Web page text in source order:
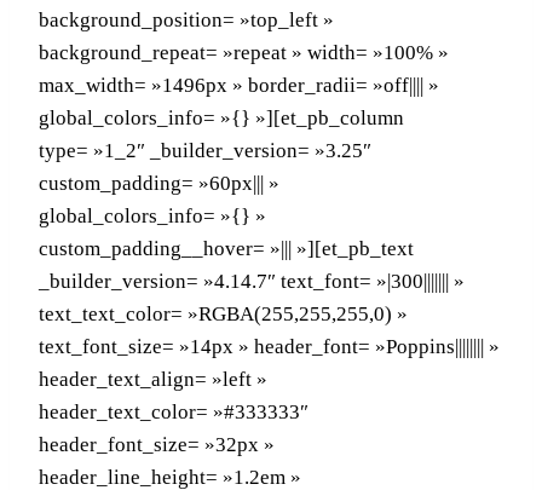
background_position= »top_left »
background_repeat= »repeat » width= »100% »
max_width= »1496px » border_radii= »off|||| »
global_colors_info= »{} »][et_pb_column
type= »1_2″ _builder_version= »3.25″
custom_padding= »60px||| »
global_colors_info= »{} »
custom_padding__hover= »||| »][et_pb_text
_builder_version= »4.14.7″ text_font= »|300||||||| »
text_text_color= »RGBA(255,255,255,0) »
text_font_size= »14px » header_font= »Poppins|||||||| »
header_text_align= »left »
header_text_color= »#333333″
header_font_size= »32px »
header_line_height= »1.2em »